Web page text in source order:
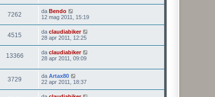
7262 da Bendo
12 mag 2011, 15:19
4515 da claudiabiker
28 apr 2011, 12:25
13366 da claudiabiker
28 apr 2011, 09:09
3729 da Artax80
22 apr 2011, 18:37